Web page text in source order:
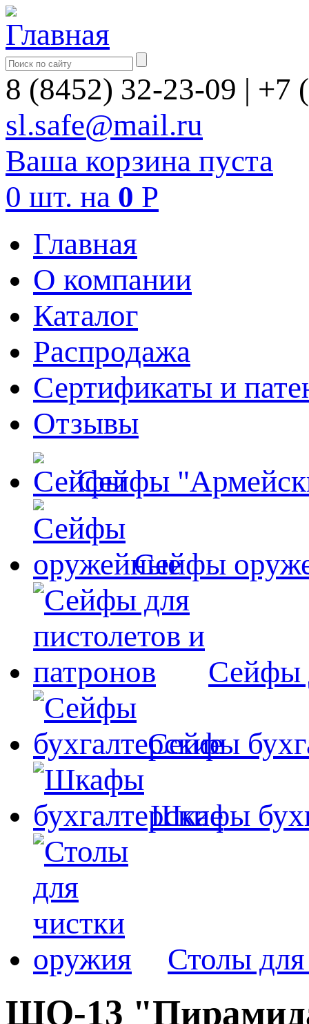
8 (8452) 32-23-09 | +7
sl.safe@mail.ru
Ваша корзина пуста
0 шт. на 0 Р
Главная
О компании
Каталог
Распродажа
Сертификаты и
Отзывы
Сейфы
Сейфы
Сейфы
Сейфы
Шкафы
Столы
ШО-13